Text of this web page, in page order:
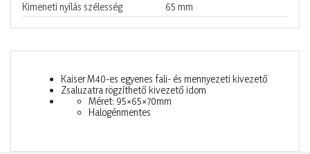
Kimeneti nyílás szélesség
65 mm
Kaiser M40-es egyenes fali- és mennyezeti kivezető
Zsaluzatra rögzíthető kivezető idom
Méret: 95×65×70mm
Halogénmentes